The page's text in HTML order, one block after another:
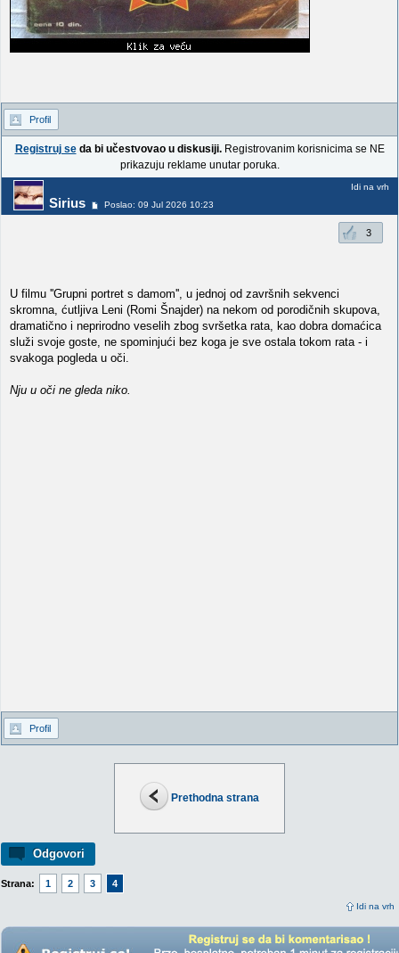
Prethodna strana
Odgovori
Strana: 1 2 3 4
Idi na vrh
Profil
Registruj seda bi učestvovao u diskusiji.Registrovanim korisnicima se NE
prikazuju reklame unutar poruka.
Sirius Poslao: 09 Jul 2026 10:23
Idi na vrh
3
U filmu ''Grupni portret s damom'', u jednoj od završnih sekvenci
skromna, ćutljiva Leni (Romi Šnajder) na nekom od porodičnih skupova,
dramatično i neprirodno veselih zbog svršetka rata, kao dobra domaćica
služi svoje goste, ne spominjući bez koga je sve ostala tokom rata - i
svakoga pogleda u oči.
Nju u oči ne gleda niko.
Profil